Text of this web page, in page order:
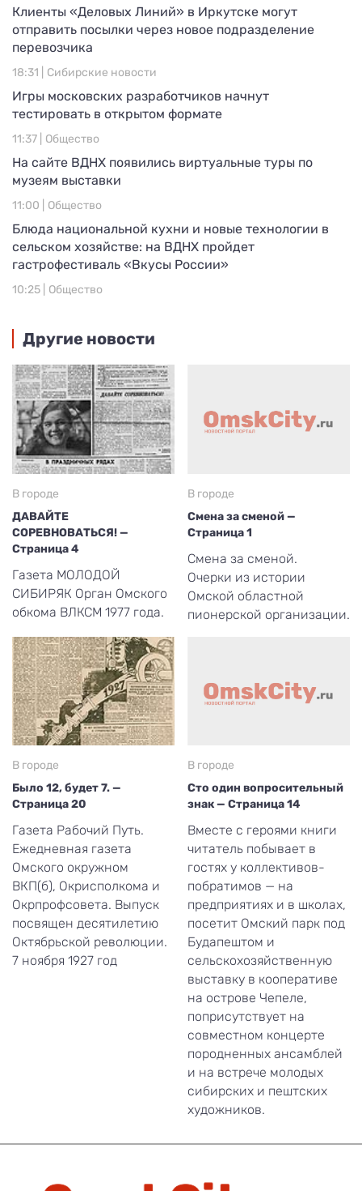
Клиенты «Деловых Линий» в Иркутске могут
отправить посылки через новое подразделение
перевозчика
18:31 | Сибирские новости
Игры московских разработчиков начнут
тестировать в открытом формате
11:37 | Общество
На сайте ВДНХ появились виртуальные туры по
музеям выставки
11:00 | Общество
Блюда национальной кухни и новые технологии в
сельском хозяйстве: на ВДНХ пройдет
гастрофестиваль «Вкусы России»
10:25 | Общество
Другие новости
В городе
ДАВАЙТЕ
СОРЕВНОВАТЬСЯ! —
Страница 4
Газета МОЛОДОЙ
СИБИРЯК Орган Омского
обкома ВЛКСМ 1977 года.
В городе
Смена за сменой —
Страница 1
Смена за сменой.
Очерки из истории
Омской областной
пионерской организации.
В городе
Было 12, будет 7. —
Страница 20
Газета Рабочий Путь.
Ежедневная газета
Омского окружном
ВКП(б), Окрисполкома и
Окрпрофсовета. Выпуск
посвящен десятилетию
Октябрьской революции.
7 ноября 1927 год
В городе
Сто один вопросительный
знак — Страница 14
Вместе с героями книги
читатель побывает в
гостях у коллективов-
побратимов — на
предприятиях и в школах,
посетит Омский парк под
Будапештом и
сельскохозяйственную
выставку в кооперативе
на острове Чепеле,
поприсутствует на
совместном концерте
породненных ансамблей
и на встрече молодых
сибирских и пештских
художников.